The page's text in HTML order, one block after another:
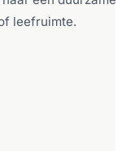
leefruimte.